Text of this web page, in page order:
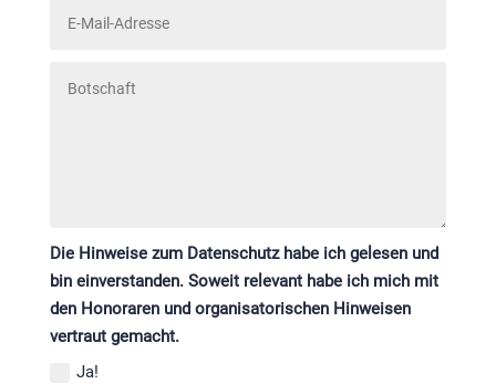
Die Hinweise zum Datenschutz habe ich gelesen und
bin einverstanden. Soweit relevant habe ich mich mit
den Honoraren und organisatorischen Hinweisen
vertraut gemacht.
Ja!